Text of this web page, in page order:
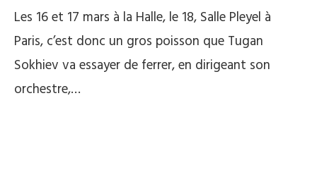
Les 16 et 17 mars à la Halle, le 18, Salle Pleyel à
Paris, c’est donc un gros poisson que Tugan
Sokhiev va essayer de ferrer, en dirigeant son
orchestre,…